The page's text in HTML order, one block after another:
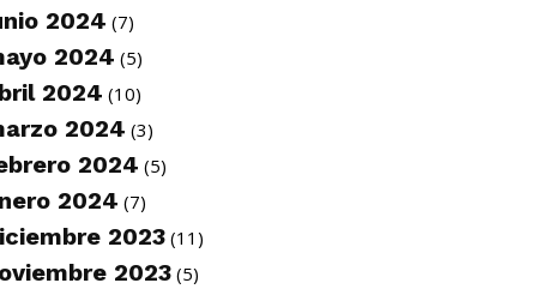
2024 (7)
2024 (5)
2024 (10)
2024 (3)
2024 (5)
2024 (7)
2023(11)
2023(5)